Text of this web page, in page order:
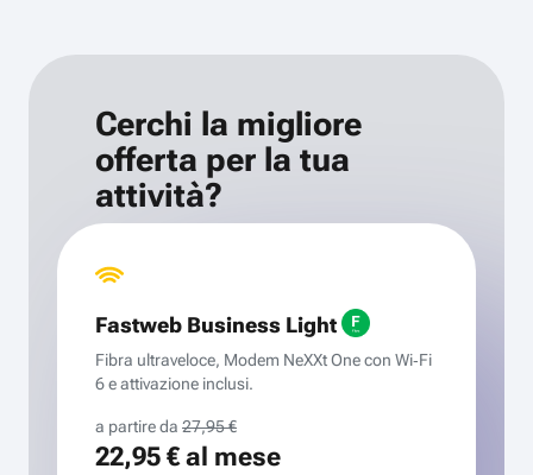
Cerchi la migliore
offerta per la tua
attività?
Fastweb Business Light
Fibra ultraveloce, Modem NeXXt One con Wi‑Fi
6 e attivazione inclusi.
a partire da 27,95 €
22,95 €al mese